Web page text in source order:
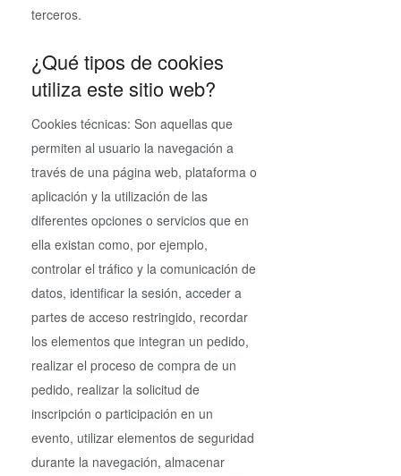
terceros.
¿Qué tipos de cookies
utiliza este sitio web?
Cookies técnicas: Son aquellas que
permiten al usuario la navegación a
través de una página web, plataforma o
aplicación y la utilización de las
diferentes opciones o servicios que en
ella existan como, por ejemplo,
controlar el tráfico y la comunicación de
datos, identificar la sesión, acceder a
partes de acceso restringido, recordar
los elementos que integran un pedido,
realizar el proceso de compra de un
pedido, realizar la solicitud de
inscripción o participación en un
evento, utilizar elementos de seguridad
durante la navegación, almacenar